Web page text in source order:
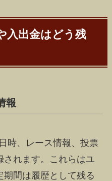
入出金はどう残
報
時、レース情報、投票
れます。これらはユ
間は履歴として残る